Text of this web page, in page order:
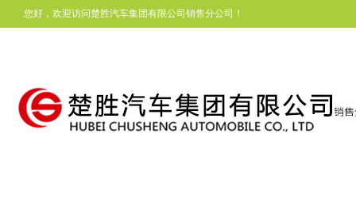
您好，欢迎访问楚胜汽车集团有限公司销售分公司！